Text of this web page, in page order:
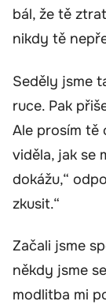
bál, že tě
nikdy tě
Seděly jsme
ruce. Pak
Ale prosím tě
viděla, jak se
dokážu,“
zkusit.“
Začali jsme
někdy jsme
modlitba mi